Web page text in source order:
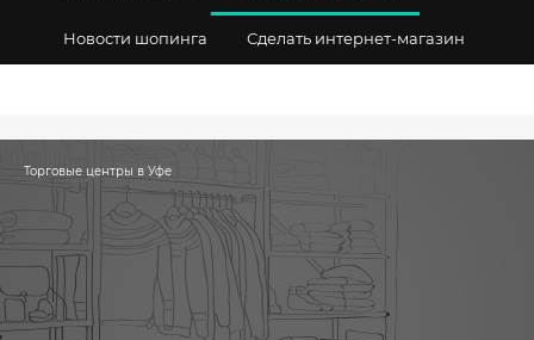
Новости шопинга Сделать интернет-магазин
Торговые центры в Уфе